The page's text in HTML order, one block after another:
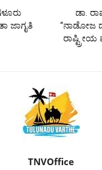
ಜಾಗೃತಿ
ಡಾ.
“ನಾಡೋಜ
ರಾಷ್ಟ್ರೀಯ
TNVOffice